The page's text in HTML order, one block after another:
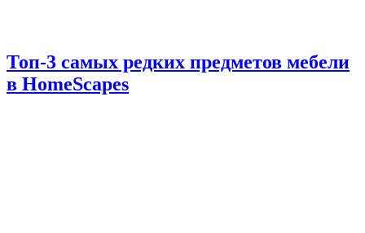
Топ-3 самых редких предметов мебели
в HomeScapes